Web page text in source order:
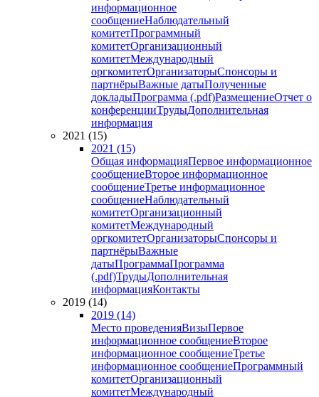
информационное
сообщениеНаблюдательный
комитетПрограммный
комитетОрганизационный
комитетМеждународный
оргкомитетОрганизаторыСпонсоры и
партнёрыВажные датыПолученные
докладыПрограмма (.pdf)РазмещениеОтчет о
конференцииТрудыДополнительная
информация
2021 (15)
2021 (15)
Общая информацияПервое информационное
сообщениеВторое информационное
сообщениеТретье информационное
сообщениеНаблюдательный
комитетОрганизационный
комитетМеждународный
оргкомитетОрганизаторыСпонсоры и
партнёрыВажные
датыПрограммаПрограмма
(.pdf)ТрудыДополнительная
информацияКонтакты
2019 (14)
2019 (14)
Место проведенияВизыПервое
информационное сообщениеВторое
информационное сообщениеТретье
информационное сообщениеПрограммный
комитетОрганизационный
комитетМеждународный